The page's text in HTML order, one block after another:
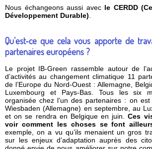
Nous échangeons aussi avecle CERDD
Développement Durable)
Qu’est-ce que cela vous apporte de
partenaires européens ?
Le projet IB-Green rassemble autour de
d’activités au changement climatique 11
de l’Europe du Nord-Ouest : Allemagne,
Luxembourg et Pays-Bas. Tous les six
organisée chez l’un des partenaires : on
Wiesbaden (Allemagne) en septembre, au
et on se rendra en Belgique en juin.Ces
voir comment les choses se font
exemple, on a vu qu’ils menaient un gros
sur les enjeux d’adaptation auprès des